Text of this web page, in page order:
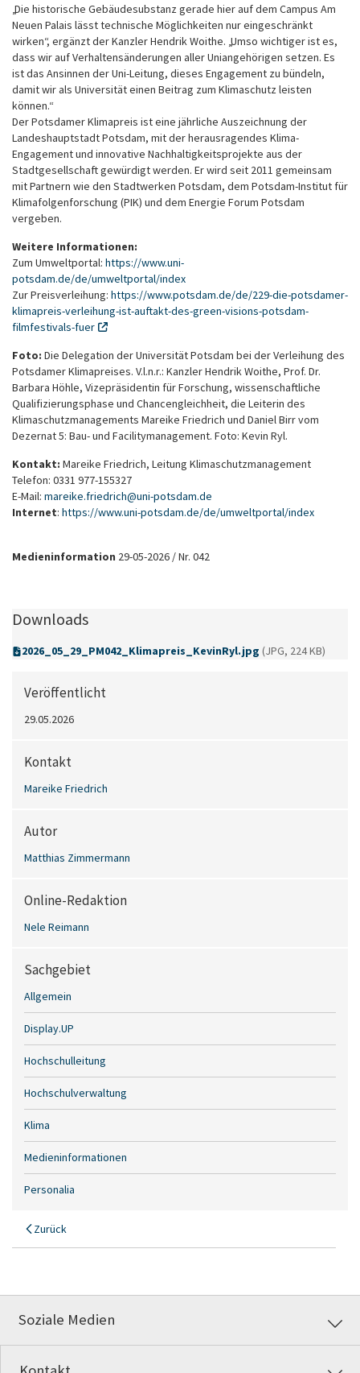
„Die historische Gebäudesubstanz gerade hier auf dem Campus Am
Neuen Palais lässt technische Möglichkeiten nur eingeschränkt
wirken“, ergänzt der Kanzler Hendrik Woithe. „Umso wichtiger ist es,
dass wir auf Verhaltensänderungen aller Uniangehörigen setzen. Es
ist das Ansinnen der Uni-Leitung, dieses Engagement zu bündeln,
damit wir als Universität einen Beitrag zum Klimaschutz leisten
können.“
Der Potsdamer Klimapreis ist eine jährliche Auszeichnung der
Landeshauptstadt Potsdam, mit der herausragendes Klima-
Engagement und innovative Nachhaltigkeitsprojekte aus der
Stadtgesellschaft gewürdigt werden. Er wird seit 2011 gemeinsam
mit Partnern wie den Stadtwerken Potsdam, dem Potsdam-Institut für
Klimafolgenforschung (PIK) und dem Energie Forum Potsdam
vergeben.
Weitere Informationen:
Zum Umweltportal: https://www.uni-
potsdam.de/de/umweltportal/index
Zur Preisverleihung: https://www.potsdam.de/de/229-die-potsdamer-
klimapreis-verleihung-ist-auftakt-des-green-visions-potsdam-
filmfestivals-fuer
Foto: Die Delegation der Universität Potsdam bei der Verleihung des
Potsdamer Klimapreises. V.l.n.r.: Kanzler Hendrik Woithe, Prof. Dr.
Barbara Höhle, Vizepräsidentin für Forschung, wissenschaftliche
Qualifizierungsphase und Chancengleichheit, die Leiterin des
Klimaschutzmanagements Mareike Friedrich und Daniel Birr vom
Dezernat 5: Bau- und Facilitymanagement. Foto: Kevin Ryl.
Kontakt: Mareike Friedrich, Leitung Klimaschutzmanagement
Telefon: 0331 977-155327
E-Mail: mareike.friedrich@uni-potsdam.de
Internet: https://www.uni-potsdam.de/de/umweltportal/index
Medieninformation 29-05-2026 / Nr. 042
Downloads
2026_05_29_PM042_Klimapreis_KevinRyl.jpg (JPG, 224 KB)
Zurück
Veröffentlicht
29.05.2026
Kontakt
Mareike Friedrich
Autor
Matthias Zimmermann
Online-Redaktion
Nele Reimann
Sachgebiet
Allgemein
Display.UP
Hochschulleitung
Hochschulverwaltung
Klima
Medieninformationen
Personalia
Soziale Medien